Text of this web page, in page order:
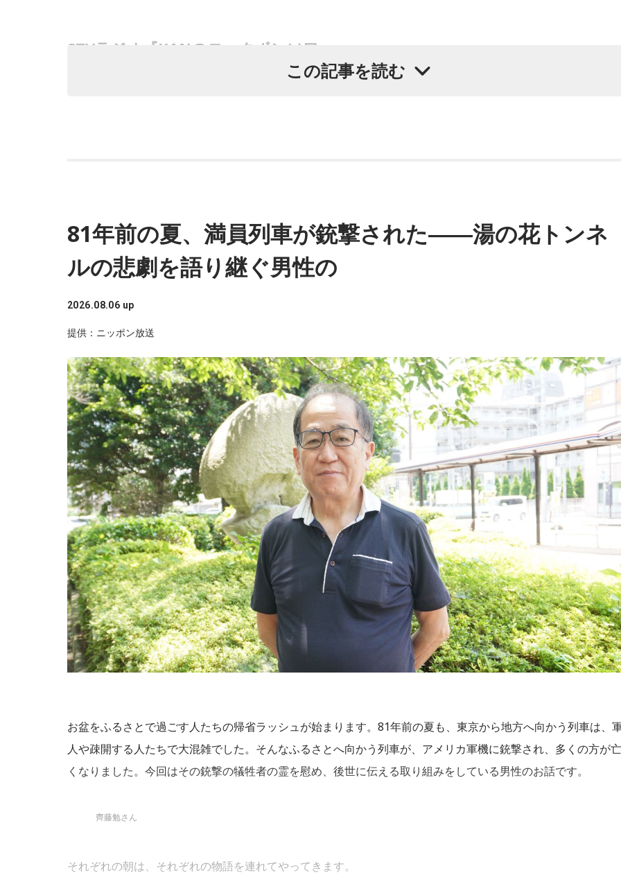
STVラジオ『KANのロックボンソワ』
時の3倍の量は喋っていて、お喋りが大好きな横山アナウンサーもタジタジ…といった感じでした。
■放送日時：毎週土曜日 24時〜25時
TBCラジオ『Radio倶楽部』
元TBCアナウンサーで、数々の音楽番組を担当してきた安田立和さんによる、懐かしい洋楽のリクエスト番組を
生放送でお届け。中でも、オールディーズがよくかかります。洋楽ではありませんが、TBCに関する音源をまと
めて紹介したこともありました。TBCラジオのオープニング・ミュージック、クロージング・ミュジック、TBC
イメージ・ミュージックを3曲を放送。私は宮城出身ではありませんが、思わず聴き入ってしまいました。
■放送日時：毎週土曜日 18時〜19時
この番組をラジコで聴く
ニッポン放送『吉田拓郎 ラジオDEナイト！』
昨年10月スタート。吉田拓郎さんのラジオレギュラー番組が帰ってきました！ 音楽にまつわる話はもちろん、
でしか聞けないような話が飛び出すのも嬉しいところ。
この記事を読む
81年前の夏、満員列車が銃撃された――湯の花トンネ
ルの悲劇を語り継ぐ男性の
2026.08.06 up
提供：ニッポン放送
お盆をふるさとで過ごす人たちの帰省ラッシュが始まります。81年前の夏も、東京から地方へ向かう列車は、
人や疎開する人たちで大混雑でした。そんなふるさとへ向かう列車が、アメリカ軍機に銃撃され、多くの方が亡
くなりました。今回はその銃撃の犠牲者の霊を慰め、後世に伝える取り組みをしている男性のお話です。
齊藤勉さん
それぞれの朝は、それぞれの物語を連れてやってきます。